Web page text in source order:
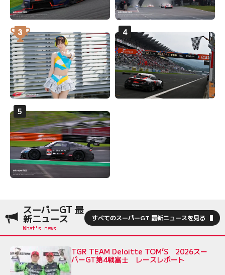
スーパーGT 最
新ニュース すべてのスーパーGT 最新ニュースを見る
TGR TEAM Deloitte TOM’S 2026スー
パーGT第4戦富士 レースレポート